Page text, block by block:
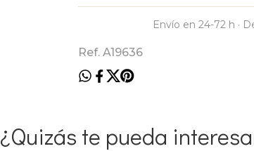
Envío en 24-72 h ·
Ref. A19636
¿Quizás te pueda